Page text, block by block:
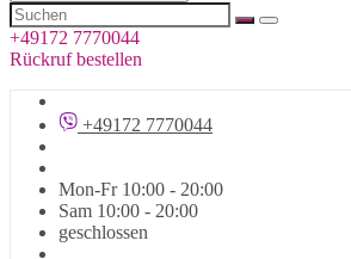
+49172 7770044
Rückruf bestellen
+49172 7770044
Mon-Fr 10:00 - 20:00
Sam 10:00 - 20:00
geschlossen